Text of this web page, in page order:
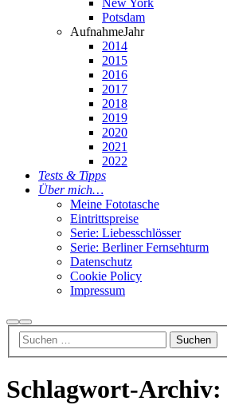
New York
Potsdam
AufnahmeJahr
2014
2015
2016
2017
2018
2019
2020
2021
2022
Tests & Tipps
Über mich…
Meine Fototasche
Eintrittspreise
Serie: Liebesschlösser
Serie: Berliner Fernsehturm
Datenschutz
Cookie Policy
Impressum
Suchen
Hauptmenü
Schlagwort-Archiv: